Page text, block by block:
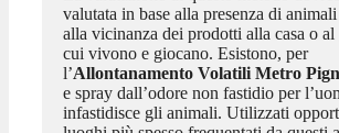
valutata in base alla presenza di
alla vicinanza dei prodotti alla casa o
cui vivono e giocano. Esistono, per
l’Allontanamento Volatili Metro
e spray dall’odore non fastidio per
infastidisce gli animali. Utilizzati